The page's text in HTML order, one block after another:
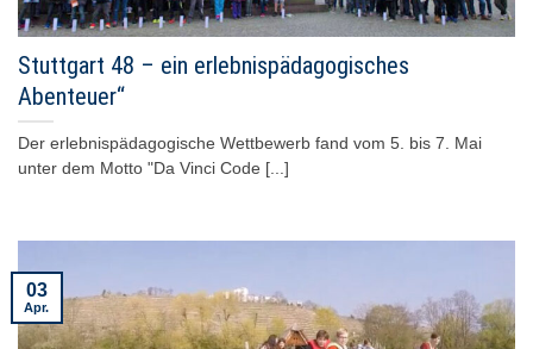
Stuttgart 48 – ein erlebnispädagogisches
Abenteuer“
Der erlebnispädagogische Wettbewerb fand vom 5. bis 7. Mai
unter dem Motto "Da Vinci Code [...]
03
Apr.